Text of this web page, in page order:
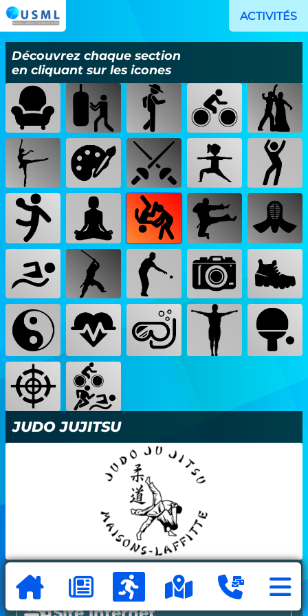
ACTIVITÉS
Découvrez chaque section
en cliquant sur les icones
JUDO JUJITSU
Contact principal :
Xavier SAINT MICHEL